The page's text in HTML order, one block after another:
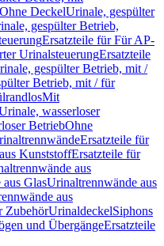
DeckelUrinale, gespülter
gespülter Betrieb,
Ersatzteile für Für AP-
UrinalsteuerungErsatzteile
gespülter Betrieb, mit /
Betrieb, mit / für
Mit
wasserloser
BetriebOhne
Ersatzteile für
KunststoffErsatzteile für
aus
GlasUrinaltrennwände aus
aus
ZubehörUrinaldeckelSiphons
und ÜbergängeErsatzteile